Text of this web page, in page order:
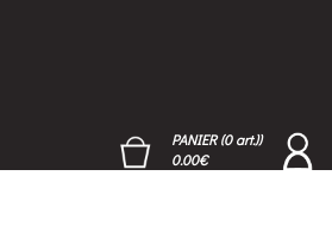
PANIER (0 art.))
0.00€